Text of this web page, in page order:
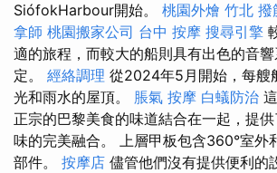
SiófokHarbour開始。 桃園外燴 竹北 撥
拿師 桃園搬家公司 台中 按摩 搜尋引擎
適的旅程，而較大的船則具有出色的音
定。 經絡調理 從2024年5月開始，每艘
光和雨水的屋頂。 脹氣 按摩 白蟻防治
正宗的巴黎美食的味道結合在一起，提
味的完美融合。 上層甲板包含360°室外
部件。 按摩店 儘管他們沒有提供便利的